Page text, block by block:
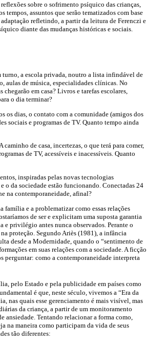
sobre o sofrimento psíquico das crianças,
tempos, assuntos que serão tematizados com base
refletindo, a partir da leitura de Ferenczi e
diante das mudanças históricas e sociais.
a escola privada, noutro a lista infindável de
aulas de música, especialidades clínicas. No
em casa? Livros e tarefas escolares,
o dia terminar?
os dias, o contato com a comunidade (amigos dos
sociais e programas de TV. Quanto tempo ainda
de casa, incertezas, o que terá para comer,
de TV, acessíveis e inacessíveis. Quanto
inspiradas pelas novas tecnologias
o da sociedade estão funcionando. Conectadas 24
na contemporaneidade, afinal?
e a problematizar como essas relações
de ser e explicitam uma suposta garantia
e privilégio antes nunca observados. Perante o
proteção. Segundo Ariès (1981), a infância
desde a Modernidade, quando o “sentimento de
em suas relações com a sociedade. A ficção
perguntar: como a contemporaneidade interpreta
pelo Estado e pela publicidade em países como
é que, neste século, vivemos a “Era da
nas quais esse gerenciamento é mais visível, mas
da criança, a partir de um monitoramento
Tentando relacionar a forma como,
na maneira como participam da vida de seus
tão diferentes: